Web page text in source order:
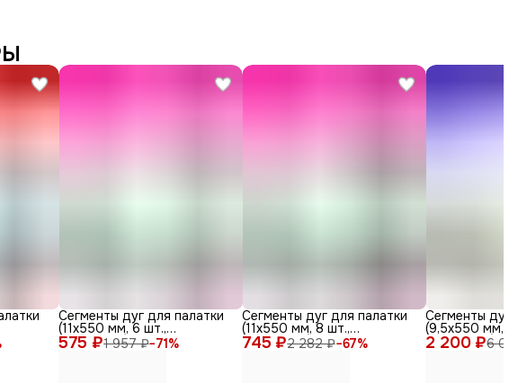
575 ₽1 957 ₽−71%
Сегменты дуг для палатки
(11х550 мм, 6 шт.,
фиберглас) 745 ₽2 282 ₽−67%
Сегменты дуг для палатки
(11х550 мм, 8 шт.,
фиберглас) 2 200 ₽6
Сегменты дуг
(9,5х550 мм,
фиберглас)